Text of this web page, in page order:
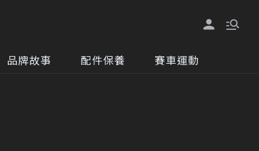
品牌故事 配件保養 賽車運動